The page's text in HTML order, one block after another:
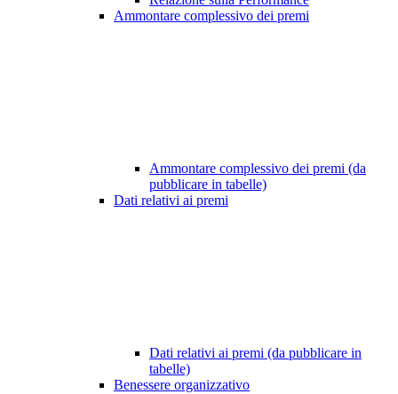
Ammontare complessivo dei premi
Ammontare complessivo dei premi (da
pubblicare in tabelle)
Dati relativi ai premi
Dati relativi ai premi (da pubblicare in
tabelle)
Benessere organizzativo